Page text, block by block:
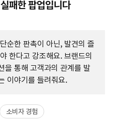
패한 팝업입니다
순한 판촉이 아닌, 발견의 즐
한다고 강조해요. 브랜드의
을 통해 고객과의 관계를 발
이야기를 들려줘요.
소비자 경험